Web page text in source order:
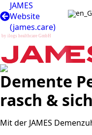
JAMES
Website
(james.care)
by
Demente
rasch &
Mit der JAMES